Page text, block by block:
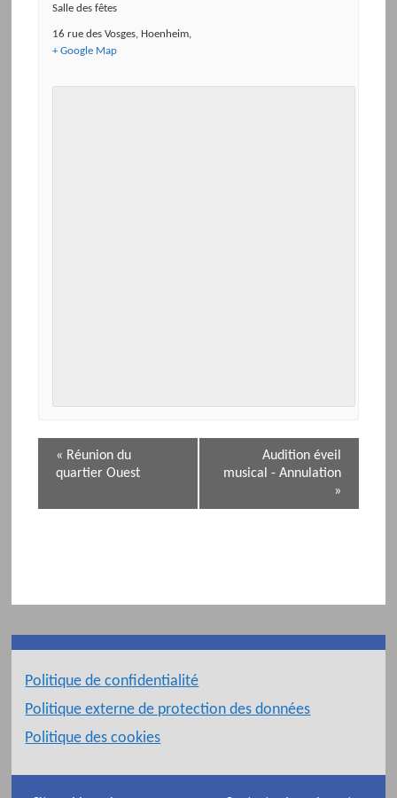
Salle des fêtes
16 rue des Vosges, Hoenheim,
+ Google Map
i
n
e
l
é
« Réunion du
quartier Ouest
Audition éveil
musical - Annulation
»
Politique de confidentialité
Politique externe de protection des données
Politique des cookies